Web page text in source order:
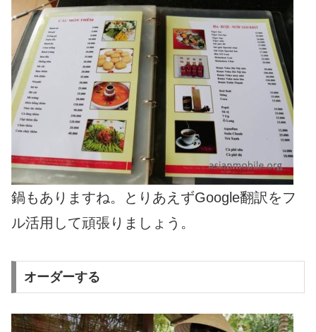
鍋もありますね。とりあえずGoogle翻訳をフ
ル活用して頑張りましょう。
オーダーする